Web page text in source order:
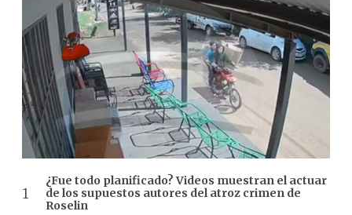
¿Fue todo planificado? Videos muestran el actuar
de los supuestos autores del atroz crimen de
Roselin